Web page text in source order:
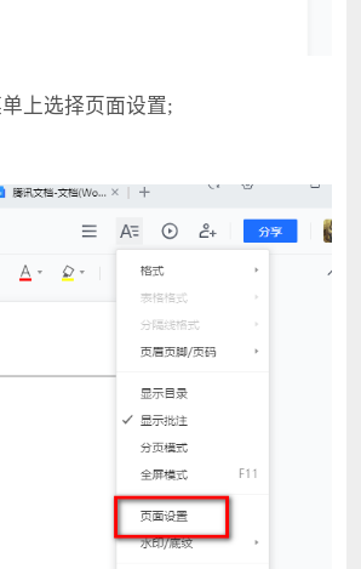
上选择页面设置;